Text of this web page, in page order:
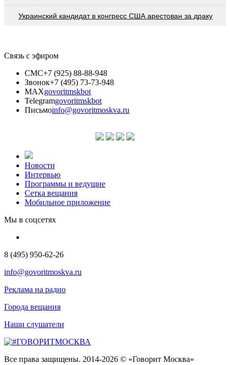
Украинский кандидат в конгресс США арестован за драку
Связь с эфиром
СМС+7 (925) 88-88-948
Звонок+7 (495) 73-73-948
MAXgovoritmskbot
Telegramgovoritmskbot
Письмоinfo@govoritmoskva.ru
Новости
Интервью
Программы и ведущие
Сетка вещания
Мобильное приложение
Мы в соцсетях
8 (495) 950-62-26
info@govoritmoskva.ru
Реклама на радио
Города вещания
Наши слушатели
Все права защищены. 2014-2026 © «Говорит Москва»